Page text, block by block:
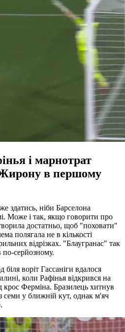
і марнотрат
в першому
здатись, ніби Барселона
Може і так, якщо говорити про
достатньо, щоб "поховати"
полягала не в кількості
відрізках. "Блаугранас" так
по-серйозному.
воріт Гассаніги вдалося
коли Рафінья відкрився на
Ферміна. Бразилець хитнув
семи у ближній кут, однак м'яч